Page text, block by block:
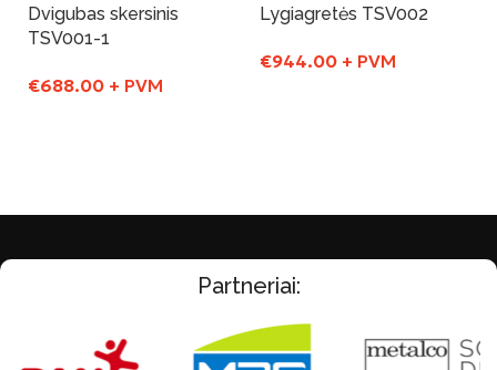
Dvigubas skersinis
TSV001-1
€688.00 + PVM
Lygiagretės TSV002
€944.00 + PVM
Partneriai: